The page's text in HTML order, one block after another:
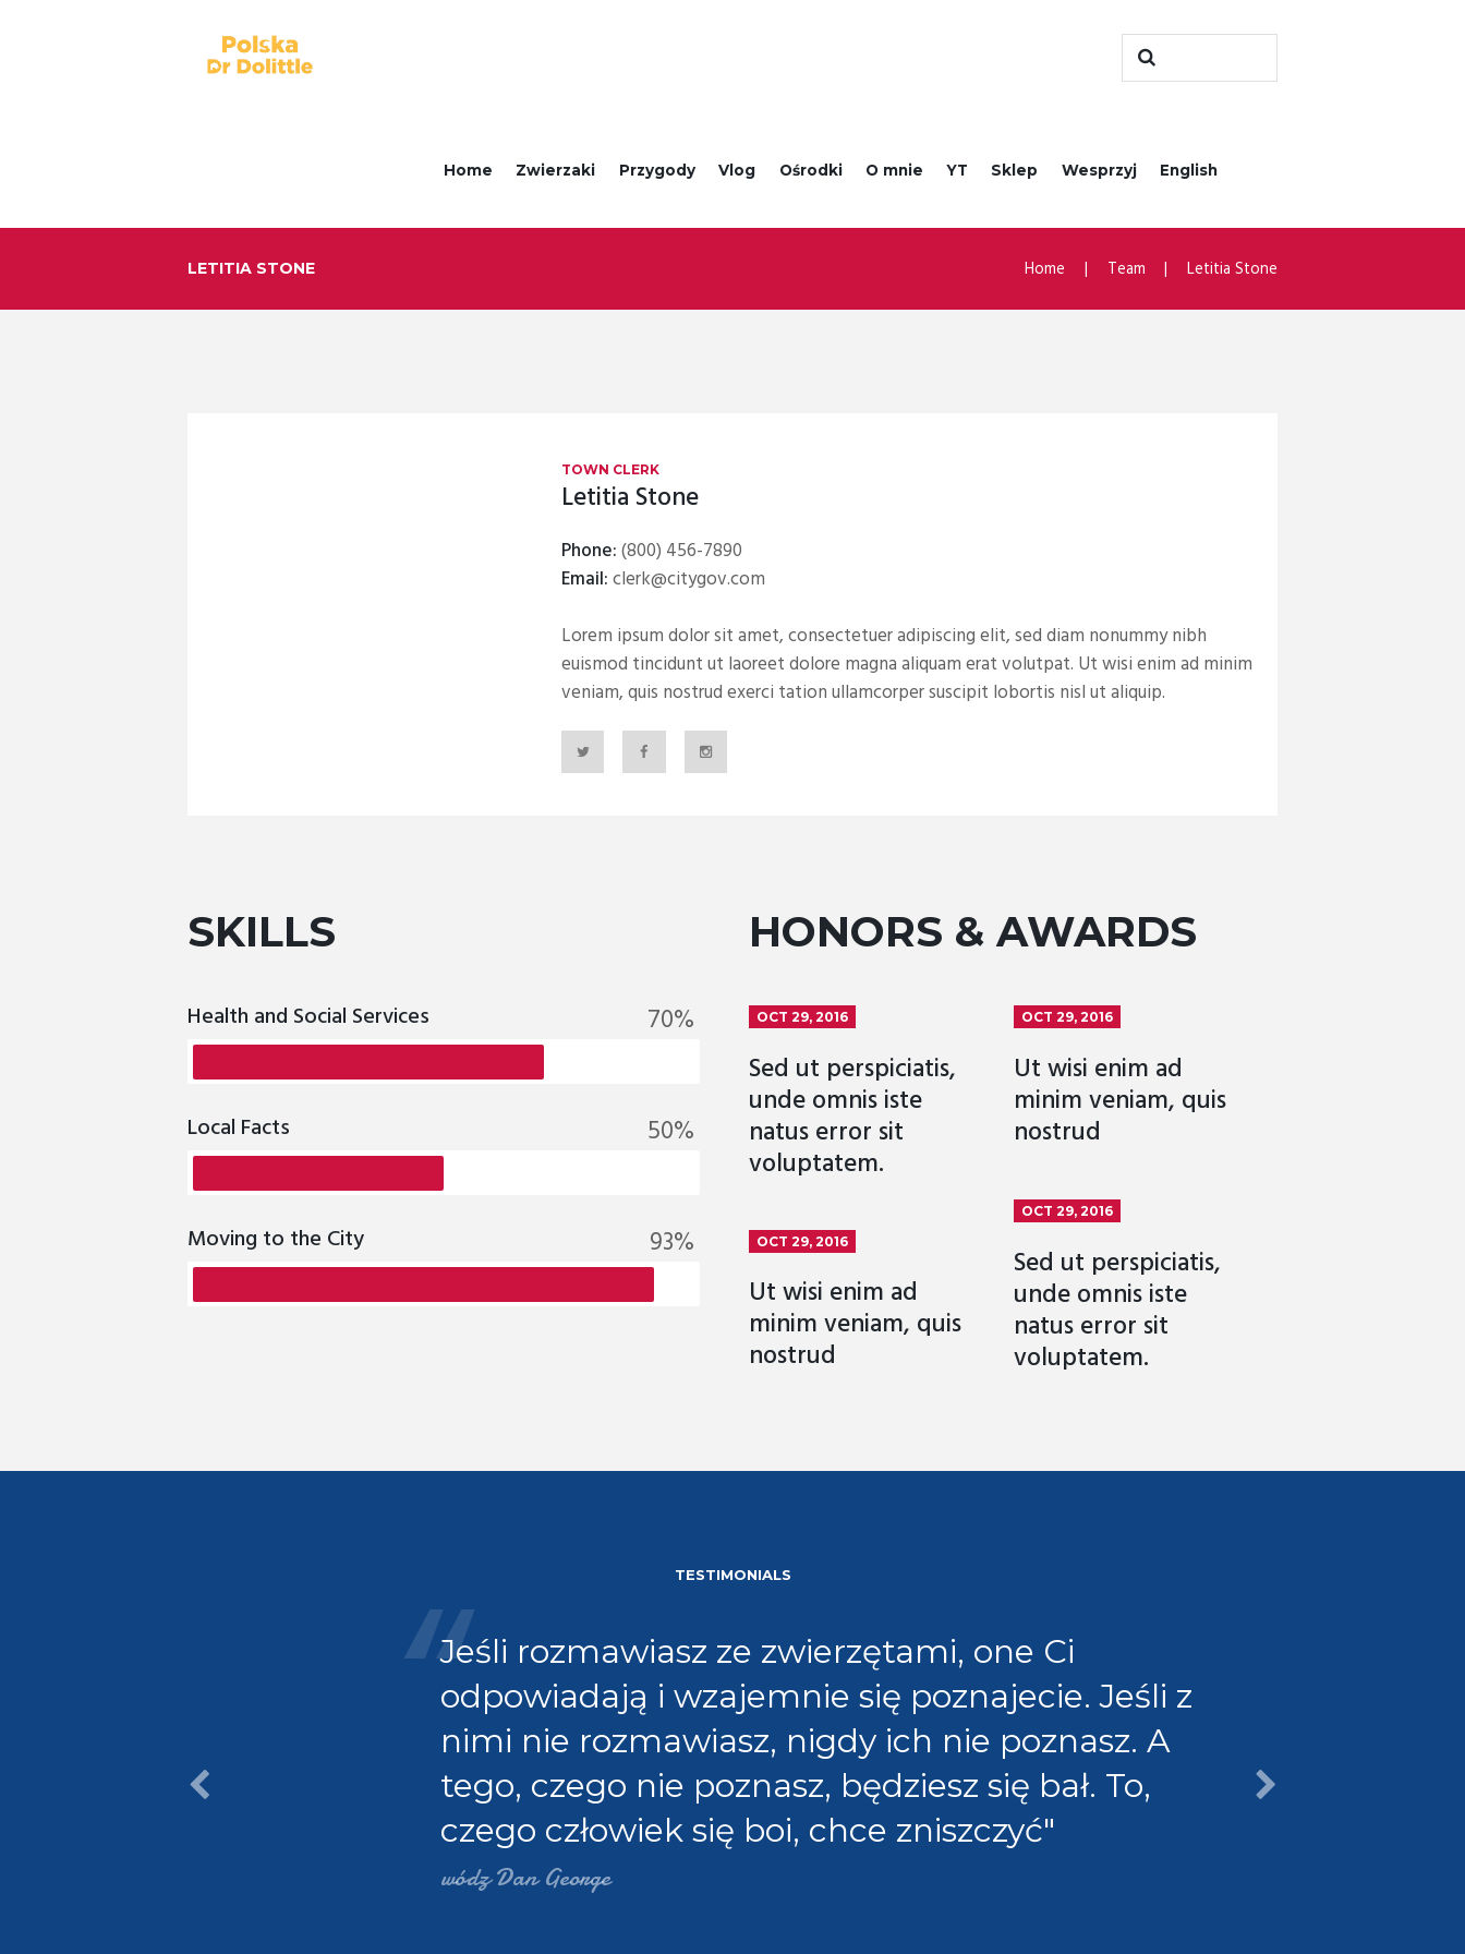
Home Zwierzaki Przygody Vlog Ośrodki O mnie YT Sklep Wesprzyj English
LETITIA STONE Home Team Letitia Stone
TOWN CLERK
Letitia Stone
Phone:(800) 456-7890
Email:clerk@citygov.com
Lorem ipsum dolor sit amet, consectetuer adipiscing elit, sed diam nonummy nibh
euismod tincidunt ut laoreet dolore magna aliquam erat volutpat. Ut wisi enim ad minim
veniam, quis nostrud exerci tation ullamcorper suscipit lobortis nisl ut aliquip.
SKILLS
Health and Social Services 70%
Local Facts 50%
Moving to the City 100%
HONORS & AWARDS
OCT 29, 2016
Sed ut perspiciatis,
unde omnis iste
natus error sit
voluptatem.
OCT 29, 2016
Ut wisi enim ad
minim veniam, quis
nostrud
OCT 29, 2016
Ut wisi enim ad
minim veniam, quis
nostrud
OCT 29, 2016
Sed ut perspiciatis,
unde omnis iste
natus error sit
voluptatem.
TESTIMONIALS
Jeśli rozmawiasz ze zwierzętami, one Ci
odpowiadają i wzajemnie się poznajecie. Jeśli z
nimi nie rozmawiasz, nigdy ich nie poznasz. A
tego, czego nie poznasz, będziesz się bał. To,
czego człowiek się boi, chce zniszczyć
wódz Dan George